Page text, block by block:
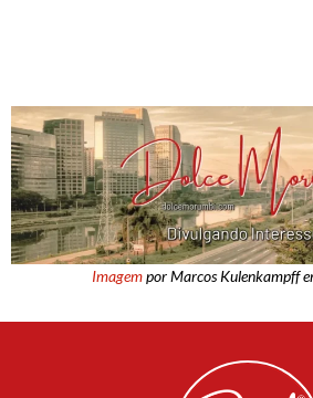
Imagempor Marcos Kulenkampff